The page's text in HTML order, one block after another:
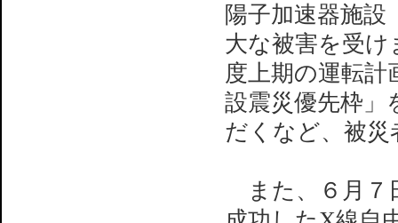
陽子加速器施設
大な被害を受け
度上期の運転計
設震災優先枠」
だくなど、被
また、６月７